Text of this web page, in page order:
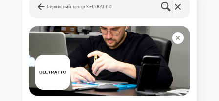
Сервисный центр BELTRATTO